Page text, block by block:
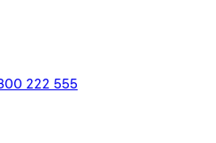
222 555